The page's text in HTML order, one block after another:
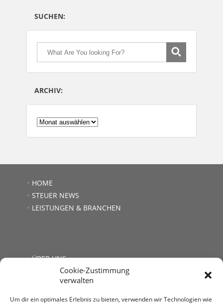
Cookie-Zustimmung
verwalten
Um dir ein optimales Erlebnis zu bieten, verwenden wir Technologien wie
SUCHEN:
ARCHIV:
ARCHIV:
HOME
STEUER NEWS
LEISTUNGEN & BRANCHEN
ÜBER UNS
KONTAKT